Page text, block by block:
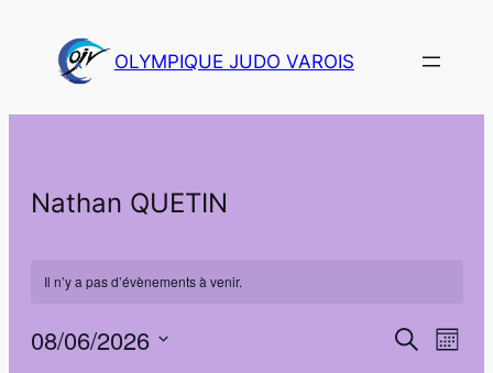
OLYMPIQUE JUDO VAROIS
Nathan QUETIN
Il n’y a pas d’évènements à venir.
Recherche
Mois
08/06/2026